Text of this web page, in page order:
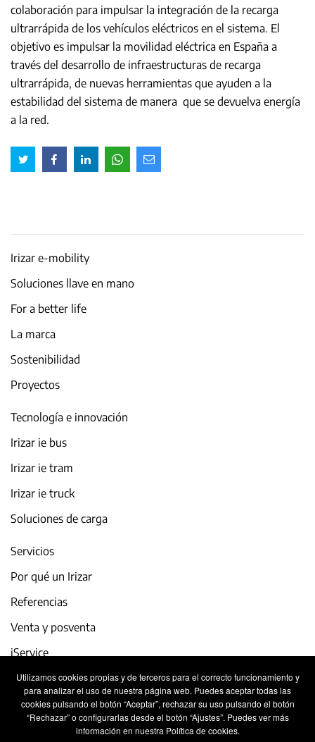
Utilizamos cookies propias y de terceros para el correcto funcionamiento y
para analizar el uso de nuestra página web. Puedes aceptar todas las
cookies pulsando el botón “Aceptar”, rechazar su uso pulsando el botón
“Rechazar” o configurarlas desde el botón “Ajustes”. Puedes ver más
información en nuestra Política de cookies.
colaboración para impulsar la integración de la recarga
ultrarrápida de los vehículos eléctricos en el sistema. El
objetivo es impulsar la movilidad eléctrica en España a
través del desarrollo de infraestructuras de recarga
ultrarrápida, de nuevas herramientas que ayuden a la
estabilidad del sistema de manera que se devuelva energía
a la red.
Irizar e-mobility
Soluciones llave en mano
For a better life
La marca
Sostenibilidad
Proyectos
Tecnología e innovación
Irizar ie bus
Irizar ie tram
Irizar ie truck
Soluciones de carga
Servicios
Por qué un Irizar
Referencias
Venta y posventa
iService
Actualidad y eventos
Trabaja con nosotros